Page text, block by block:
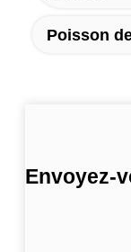
Poisson
Envoyez-